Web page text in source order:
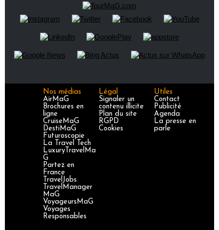
Nos médias
AirMaG
Brochures en
ligne
CruiseMaG
DestiMaG
Futuroscopie
La Travel Tech
LuxuryTravelMa
G
Partez en
France
TravelJobs
TravelManager
MaG
VoyageursMaG
Voyages
Responsables
Légal
Signaler un
contenu illicite
Plan du site
RGPD
Cookies
Utiles
Contact
Publicité
Agenda
La presse en
parle